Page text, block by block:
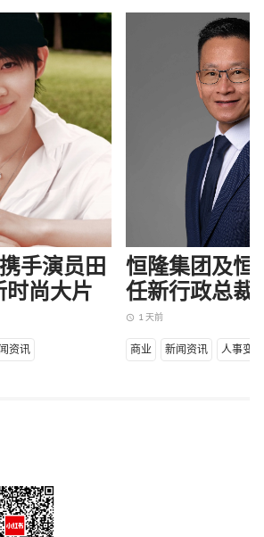
携手演员田
时尚大片
资讯
恒隆集团及恒
任新行政总裁
access_time 1 天前
商业 新闻资讯 人事变动